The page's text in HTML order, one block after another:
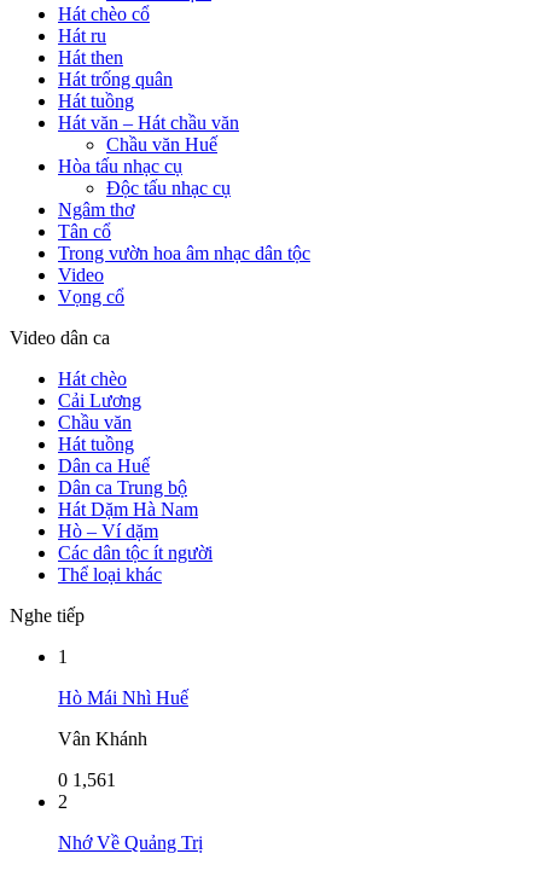
Hát chèo cổ
Hát ru
Hát then
Hát trống quân
Hát tuồng
Hát văn – Hát chầu văn
Chầu văn Huế
Hòa tấu nhạc cụ
Độc tấu nhạc cụ
Ngâm thơ
Tân cổ
Trong vườn hoa âm nhạc dân tộc
Video
Vọng cổ
Video dân ca
Hát chèo
Cải Lương
Chầu văn
Hát tuồng
Dân ca Huế
Dân ca Trung bộ
Hát Dặm Hà Nam
Hò – Ví dặm
Các dân tộc ít người
Thể loại khác
Nghe tiếp
1
Hò Mái Nhì Huế
Vân Khánh
0 1,561
2
Nhớ Về Quảng Trị